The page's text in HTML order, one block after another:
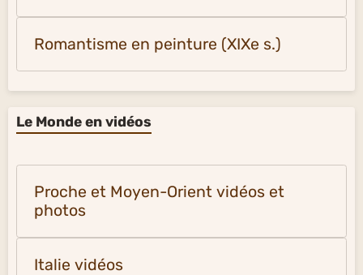
Romantisme en peinture (XIXe s.)
Le Monde en vidéos
Proche et Moyen-Orient vidéos et
photos
Italie vidéos